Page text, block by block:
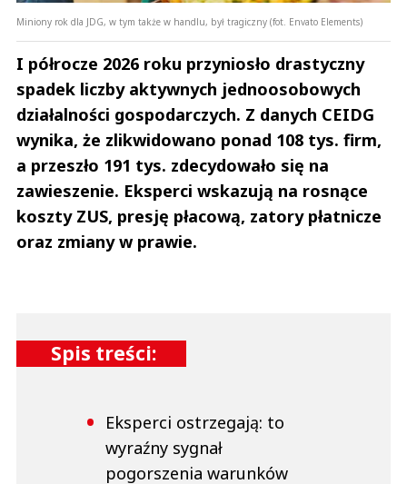
Miniony rok dla JDG, w tym także w handlu, był tragiczny (fot. Envato Elements)
I półrocze 2026 roku przyniosło drastyczny
spadek liczby aktywnych jednoosobowych
działalności gospodarczych. Z danych CEIDG
wynika, że zlikwidowano ponad 108 tys. firm,
a przeszło 191 tys. zdecydowało się na
zawieszenie. Eksperci wskazują na rosnące
koszty ZUS, presję płacową, zatory płatnicze
oraz zmiany w prawie.
Spis treści:
Eksperci ostrzegają: to
wyraźny sygnał
pogorszenia warunków